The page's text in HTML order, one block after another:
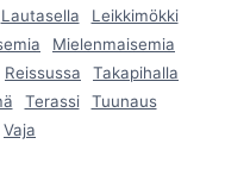
Lautasella
Leikkimökki
Mielenmaisemia
Reissussa
Takapihalla
Terassi
Tuunaus
Vaja